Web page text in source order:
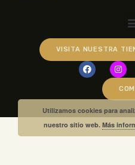
VISITA NUESTRA
Utilizamos cookies para
nuestro sitio web.Más